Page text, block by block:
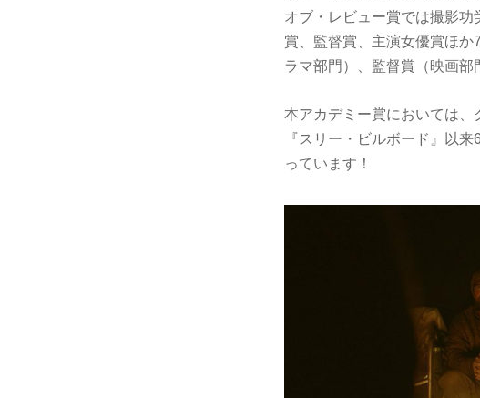
オブ・レビュー賞では撮影
賞、監督賞、主演女優賞ほ
ラマ部門）、監督賞（映画部
本アカデミー賞においては、
『スリー・ビルボード』以
っています！